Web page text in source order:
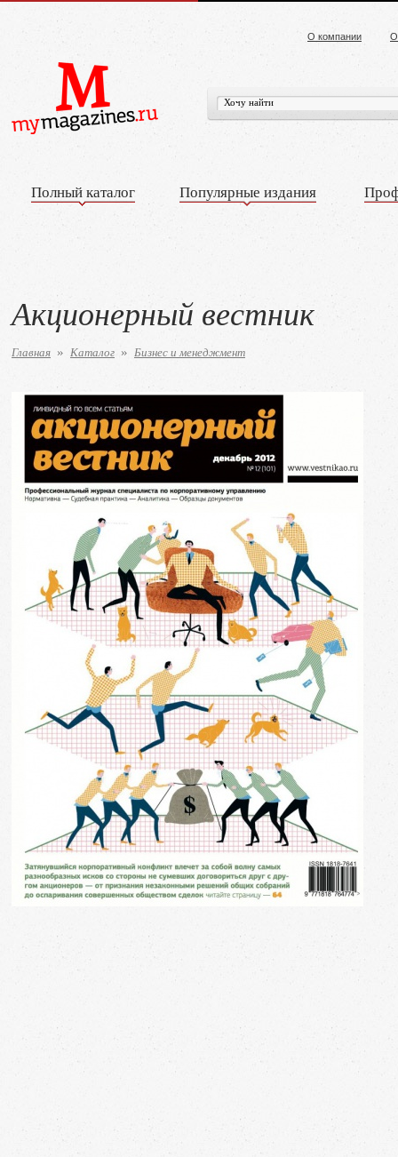
О компании
Полный каталог Популярные издания
Акционерный вестник
Главная » Каталог » Бизнес и менеджмент